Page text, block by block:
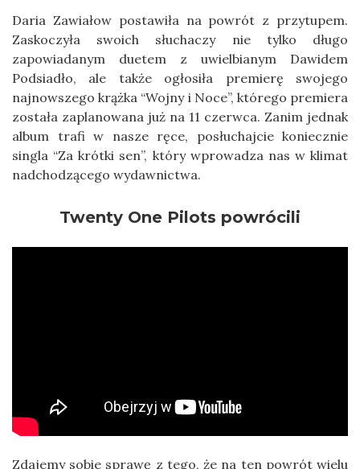
Daria Zawiałow postawiła na powrót z przytupem.
Zaskoczyła swoich słuchaczy nie tylko długo
zapowiadanym duetem z uwielbianym Dawidem
Podsiadło, ale także ogłosiła premierę swojego
najnowszego krążka “Wojny i Noce”, którego premiera
została zaplanowana już na 11 czerwca. Zanim jednak
album trafi w nasze ręce, posłuchajcie koniecznie
singla “Za krótki sen”, który wprowadza nas w klimat
nadchodzącego wydawnictwa.
Twenty One Pilots powrócili
Zdajemy sobie sprawę z tego, że na ten powrót wielu